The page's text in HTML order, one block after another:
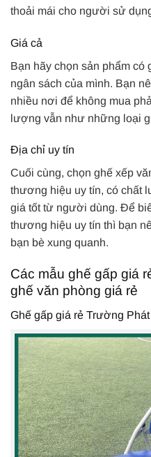
thoải mái cho người sử
Giá cả
Bạn hãy chọn sản phẩm
ngân sách của mình. Bạn
nhiều nơi để không mua
lượng vẫn như những loại
Địa chỉ uy tín
Cuối cùng, chọn ghế xếp
thương hiệu uy tín, có chất
giá tốt từ người dùng. Để
thương hiệu uy tín thì bạn
bạn bè xung quanh.
Các mẫu ghế gấp giá
ghế văn phòng giá rẻ
Ghế gấp giá rẻ Trường Phát